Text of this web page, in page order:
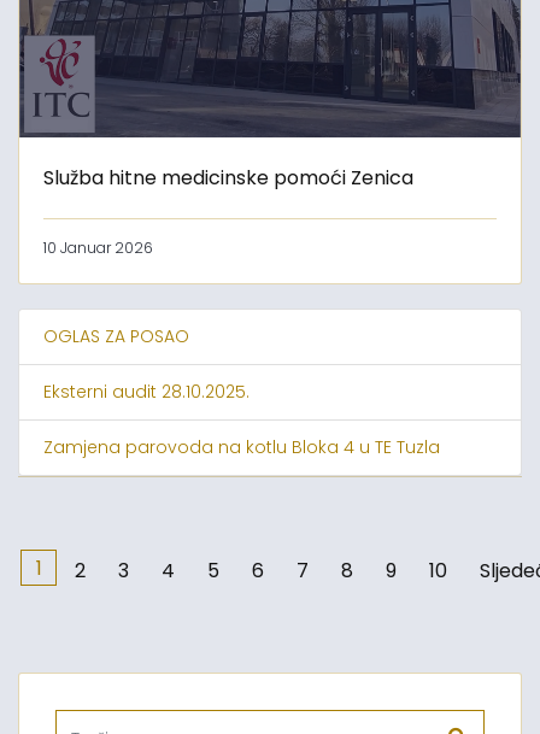
Služba hitne medicinske pomoći Zenica
10 Januar 2026
OGLAS ZA POSAO
Eksterni audit 28.10.2025.
Zamjena parovoda na kotlu Bloka 4 u TE Tuzla
1 2 3 4 5 6 7 8 9 10